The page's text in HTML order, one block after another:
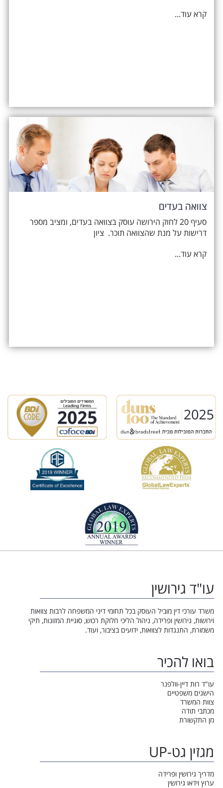
קרא עוד...
צוואה בעדים
סעיף 20 לחוק הירושה עוסק בצוואה בעדים, ומציב מספר
דרישות על מנת שהצוואה תוכר. ציון
קרא עוד...
עו"ד גירושין
משרד עורכי דין מוביל העוסק בכל תחומי דיני המשפחה לרבות צוואות
וירושות, גירושין ופרידה, ניהול הליכי חלוקת רכוש, סוגיית המזונות, תיקי
משמורת, התנגדות לצוואות, ידועים בציבור, ועוד.
בואו להכיר
עו"ד רות דיין-וולפנר
הישגים משפטיים
צוות המשרד
מכתבי תודה
מן התקשורת
מגזין גט-UP
מדריך גירושין ופרידה
ערוץ וידאו גירושין